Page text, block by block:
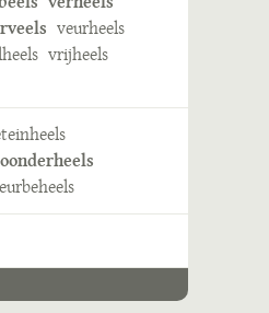
veurheels
vrijheels
oonderheels